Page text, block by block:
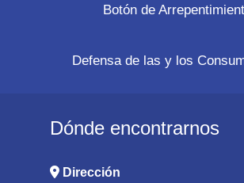
Botón de
Defensa de las y los
Dónde encontrarnos
Dirección